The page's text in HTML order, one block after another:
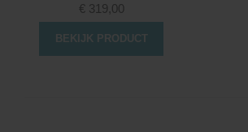
€ 319,00
BEKIJK PRODUCT